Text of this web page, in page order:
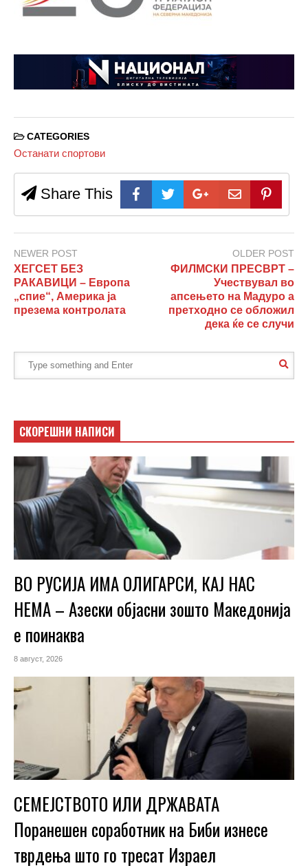
CATEGORIES
Останати спортови
Share This
NEWER POST
ХЕГСЕТ БЕЗ
РАКАВИЦИ – Европа
„спие“, Америка ја
презема контролата
OLDER POST
ФИЛМСКИ ПРЕСВРТ –
Учествувал во
апсењето на Мадуро а
претходно се обложил
дека ќе се случи
СКОРЕШНИ НАПИСИ
ВО РУСИЈА ИМА ОЛИГАРСИ, КАЈ НАС
НЕМА – Азески објасни зошто Македонија
е поинаква
8 август, 2026
СЕМЕЈСТВОТО ИЛИ ДРЖАВАТА
Поранешен соработник на Биби изнесе
тврдења што го тресат Израел